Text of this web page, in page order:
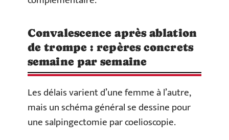
Convalescence après ablation
de trompe : repères concrets
semaine par semaine
Les délais varient d’une femme à l’autre,
mais un schéma général se dessine pour
une salpingectomie par coelioscopie.